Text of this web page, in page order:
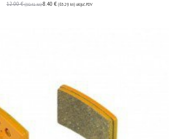
12.00€ (90.41 kn) 8.40 € (63.29 kn) uključ. PDV